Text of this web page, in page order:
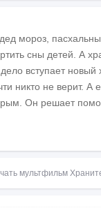
мороз,
сны детей. А
вступает
никто не верит.
Он решает
мультфильм